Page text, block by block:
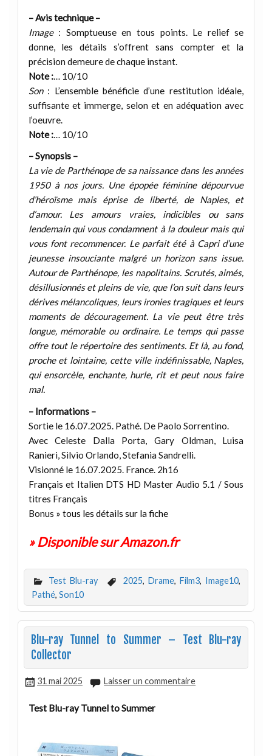
– Avis technique –
Image: Somptueuse en tous points. Le relief se
donne, les détails s’offrent sans compter et la
précision demeure de chaque instant.
Note :… 10/10
Son: L’ensemble bénéficie d’une restitution idéale,
suffisante et immerge, selon et en adéquation avec
l’oeuvre.
Note :… 10/10
– Synopsis –
La vie de Parthénope de sa naissance dans les années
1950 à nos jours. Une épopée féminine dépourvue
d’héroïsme mais éprise de liberté, de Naples, et
d’amour. Les amours vraies, indicibles ou sans
lendemain qui vous condamnent à la douleur mais qui
vous font recommencer. Le parfait été à Capri d’une
jeunesse insouciante malgré un horizon sans issue.
Autour de Parthénope, les napolitains. Scrutés, aimés,
désillusionnés et pleins de vie, que l’on suit dans leurs
dérives mélancoliques, leurs ironies tragiques et leurs
moments de découragement. La vie peut être très
longue, mémorable ou ordinaire. Le temps qui passe
offre tout le répertoire des sentiments. Et là, au fond,
proche et lointaine, cette ville indéfinissable, Naples,
qui ensorcèle, enchante, hurle, rit et peut nous faire
mal.
– Informations –
Sortie le 16.07.2025. Pathé. De Paolo Sorrentino.
Avec Celeste Dalla Porta, Gary Oldman, Luisa
Ranieri, Silvio Orlando, Stefania Sandrelli.
Visionné le 16.07.2025. France. 2h16
Français et Italien DTS HD Master Audio 5.1 / Sous
titres Français
Bonus » tous les détails sur la fiche
» Disponible sur Amazon.fr
Test Blu-ray 2025, Drame,Film3, Image10,
Pathé, Son10
Blu-ray Tunnel to Summer – Test Blu-ray
Collector
31 mai 2025 Laisser un commentaire
Test Blu-ray Tunnel to Summer